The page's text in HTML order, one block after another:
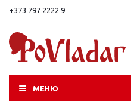
+373 797 2222 9
МЕНЮ